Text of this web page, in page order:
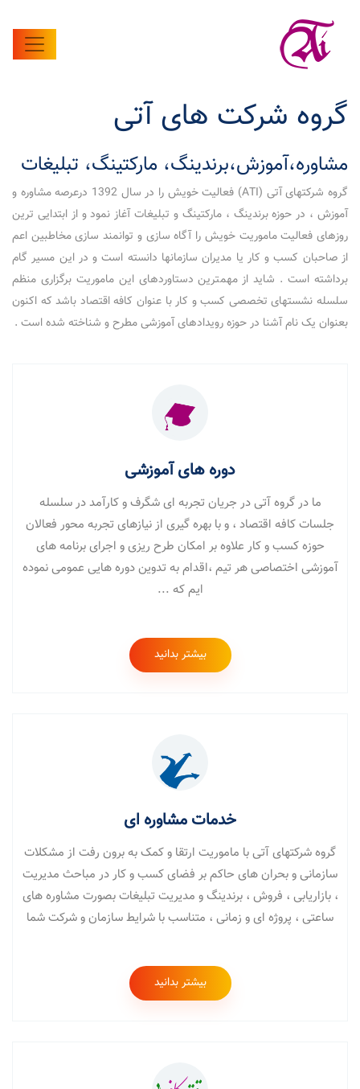
گروه شرکت های آتی
مشاوره،آموزش،برندینگ، مارکتینگ، تبلیغات
گروه شرکتهای آتی (ATI) فعالیت خویش را در سال 1392 درعرصه مشاوره و
آموزش ، در حوزه برندینگ ، مارکتینگ و تبلیغات آغاز نمود و از ابتدایی ترین
روزهای فعالیت ماموریت خویش را آگاه سازی و توانمند سازی مخاطبین اعم
از صاحبان کسب و کار یا مدیران سازمانها دانسته است و در این مسیر گام
برداشته است . شاید از مهمترین دستاوردهای این ماموریت برگزاری منظم
سلسله نشستهای تخصصی کسب و کار با عنوان کافه اقتصاد باشد که اکنون
بعنوان یک نام آشنا در حوزه رویدادهای آموزشی مطرح و شناخته شده است .
دوره های آموزشی
ما در گروه آتی در جریان تجربه ای شگرف و کارآمد در سلسله
جلسات کافه اقتصاد ، و با بهره گیری از نیازهای تجربه محور فعالان
حوزه کسب و کار علاوه بر امکان طرح ریزی و اجرای برنامه های
آموزشی اختصاصی هر تیم ،اقدام به تدوین دوره هایی عمومی نموده
ایم که ...
بیشتر بدانید
خدمات مشاوره ای
گروه شرکتهای آتی با ماموریت ارتقا و کمک به برون رفت از مشکلات
سازمانی و بحران های حاکم بر فضای کسب و کار در مباحث مدیریت
، بازاریابی ، فروش ، برندینگ و مدیریت تبلیغات بصورت مشاوره های
ساعتی ، پروژه ای و زمانی ، متناسب با شرایط سازمان و شرکت شما
بیشتر بدانید